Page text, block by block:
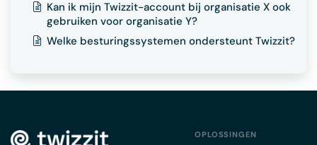
Kan ik mijn Twizzit-account bij organisatie X ook
gebruiken voor organisatie Y?
Welke besturingssystemen ondersteunt Twizzit?
OPLOSSINGEN